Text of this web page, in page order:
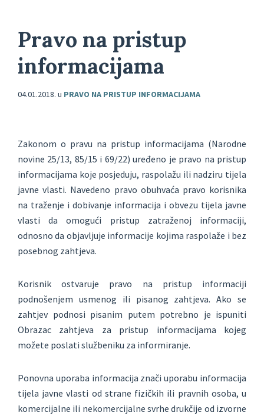
Pravo na pristup
informacijama
04.01.2018. u PRAVO NA PRISTUP INFORMACIJAMA
Zakonom o pravu na pristup informacijama (Narodne
novine 25/13, 85/15 i 69/22) uređeno je pravo na pristup
informacijama koje posjeduju, raspolažu ili nadziru tijela
javne vlasti. Navedeno pravo obuhvaća pravo korisnika
na traženje i dobivanje informacija i obvezu tijela javne
vlasti da omogući pristup zatraženoj informaciji,
odnosno da objavljuje informacije kojima raspolaže i bez
posebnog zahtjeva.
Korisnik ostvaruje pravo na pristup informaciji
podnošenjem usmenog ili pisanog zahtjeva. Ako se
zahtjev podnosi pisanim putem potrebno je ispuniti
Obrazac zahtjeva za pristup informacijama kojeg
možete poslati službeniku za informiranje.
Ponovna uporaba informacija znači uporabu informacija
tijela javne vlasti od strane fizičkih ili pravnih osoba, u
komercijalne ili nekomercijalne svrhe drukčije od izvorne